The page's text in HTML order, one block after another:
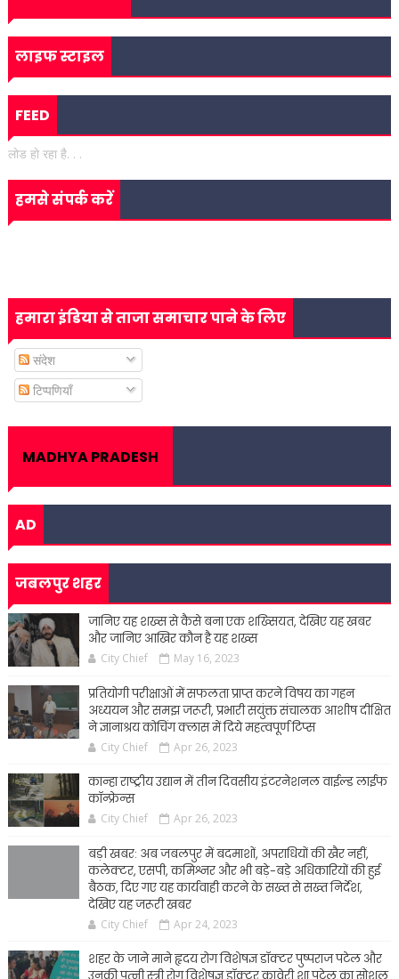
लाइफ स्टाइल
FEED
लोड हो रहा है. . .
हमसे संपर्क करें
हमारा इंडिया से ताजा समाचार पाने के लिए
संदेश
टिप्पणियाँ
MADHYA PRADESH
AD
जबलपुर शहर
जानिए यह शख्स से कैसे बना एक शख्सियत, देखिए यह खबर
और जानिए आखिर कौन है यह शख्स
City Chief May 16, 2023
प्रतियोगी परीक्षाओं में सफलता प्राप्त करने विषय का गहन
अध्ययन और समझ जरूरी, प्रभारी सयुंक्त संचालक आशीष दीक्षित
ने ज्ञानाश्रय कोचिंग क्लास में दिये महत्वपूर्ण टिप्स
City Chief Apr 26, 2023
कान्हा राष्ट्रीय उद्यान में तीन दिवसीय इंटरनेशनल वाईल्ड लाईफ
कॉन्फ्रेन्स
City Chief Apr 26, 2023
बड़ी खबर: अब जबलपुर में बदमाशों, अपराधियों की खैर नहीं,
कलेक्टर, एसपी, कमिश्नर और भी बड़े-बड़े अधिकारियों की हुई
बैठक, दिए गए यह कार्यवाही करने के सख्त से सख्त निर्देश,
देखिए यह जरूरी खबर
City Chief Apr 24, 2023
शहर के जाने माने हृदय रोग विशेषज्ञ डॉक्टर पुष्पराज पटेल और